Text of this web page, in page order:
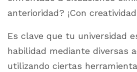
anterioridad? ¡Con
Es clave que tu universidad
habilidad mediante diversas
utilizando ciertas